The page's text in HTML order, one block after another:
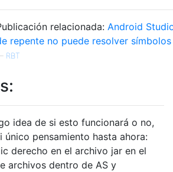
relacionada: Android
repente no puede resolver símbolos
RBT
idea de si esto funcionará o no,
único pensamiento hasta ahora:
derecho en el archivo jar en el
archivos dentro de AS y